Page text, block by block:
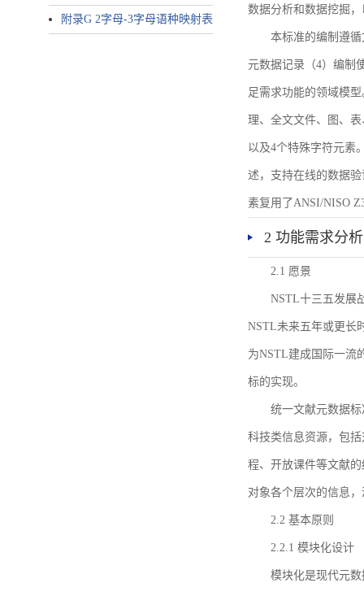
附录G 2字母-3字母语种映射表
数据分析和数据挖掘
本标准的编制遵
元数据记录（4）编制
足需求功能的领域模
理、全文文件、图、
以及4个特殊字符元素
述，支持在线的数据
素复用了ANSI/NISO
2 功能需求分析
2.1 愿景
NSTL十三五发展
NSTL未来五年或更长
为NSTL建成国际一流
标的实现。
统一文献元数据
科技类信息资源，包
程、开放课件等文献
对象各个层次的信息
2.2 基本原则
2.2.1 模块化设计
模块化是现代元